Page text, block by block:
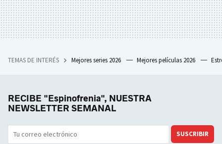
TEMAS DE INTERÉS Mejores series 2026 Mejores películas 2026
RECIBE "Espinofrenia", NUESTRA
NEWSLETTER SEMANAL
SUSCRIBIR